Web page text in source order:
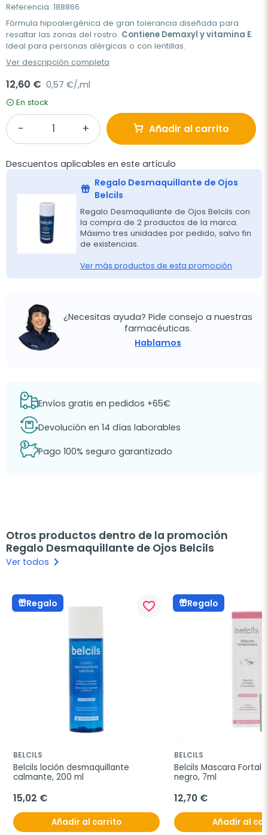
Referencia: 188866
Fórmula hipoalergénica de gran tolerancia diseñada para
resaltar las zonas del rostro. Contiene Demaxyl y vitamina E.
Ideal para personas alérgicas o con lentillas.
Ver descripción completa
12,60 € 0,57 €/,ml
En stock
Añadir al carrito
Descuentos aplicables en este artículo
Regalo Desmaquillante de Ojos
Belcils
Regalo Desmaquillante de Ojos Belcils con
la compra de 2 productos de la marca.
Máximo tres unidades por pedido, salvo fin
de existencias.
Ver más productos de esta promoción
¿Necesitas ayuda? Pide consejo a nuestras
farmacéuticas.
Hablamos
Envíos gratis en pedidos +65€
Devolución en 14 días laborables
Pago 100% seguro garantizado
Otros productos dentro de la promoción
Regalo Desmaquillante de Ojos Belcils
Ver todos keyboard_arrow_right
Regalo favorite_border
BELCILS
Belcils loción desmaquillante
calmante, 200 ml
15,02 €
Añadir al carrito
Regalo
BELCILS
Belcils Mascara
negro, 7ml
12,70 €
Añadir al